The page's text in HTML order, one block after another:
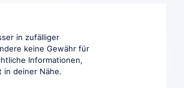
in zufälliger
keine Gewähr für
Informationen,
in deiner Nähe.